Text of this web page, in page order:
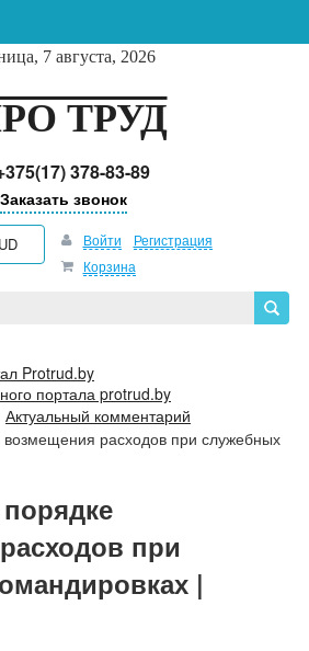
7 августа, 2026
ТРУД
378-83-89
Заказать звонок
Войти
Регистрация
Корзина
Protrud.by
портала protrud.by
Актуальный комментарий
расходов при служебных
при
|